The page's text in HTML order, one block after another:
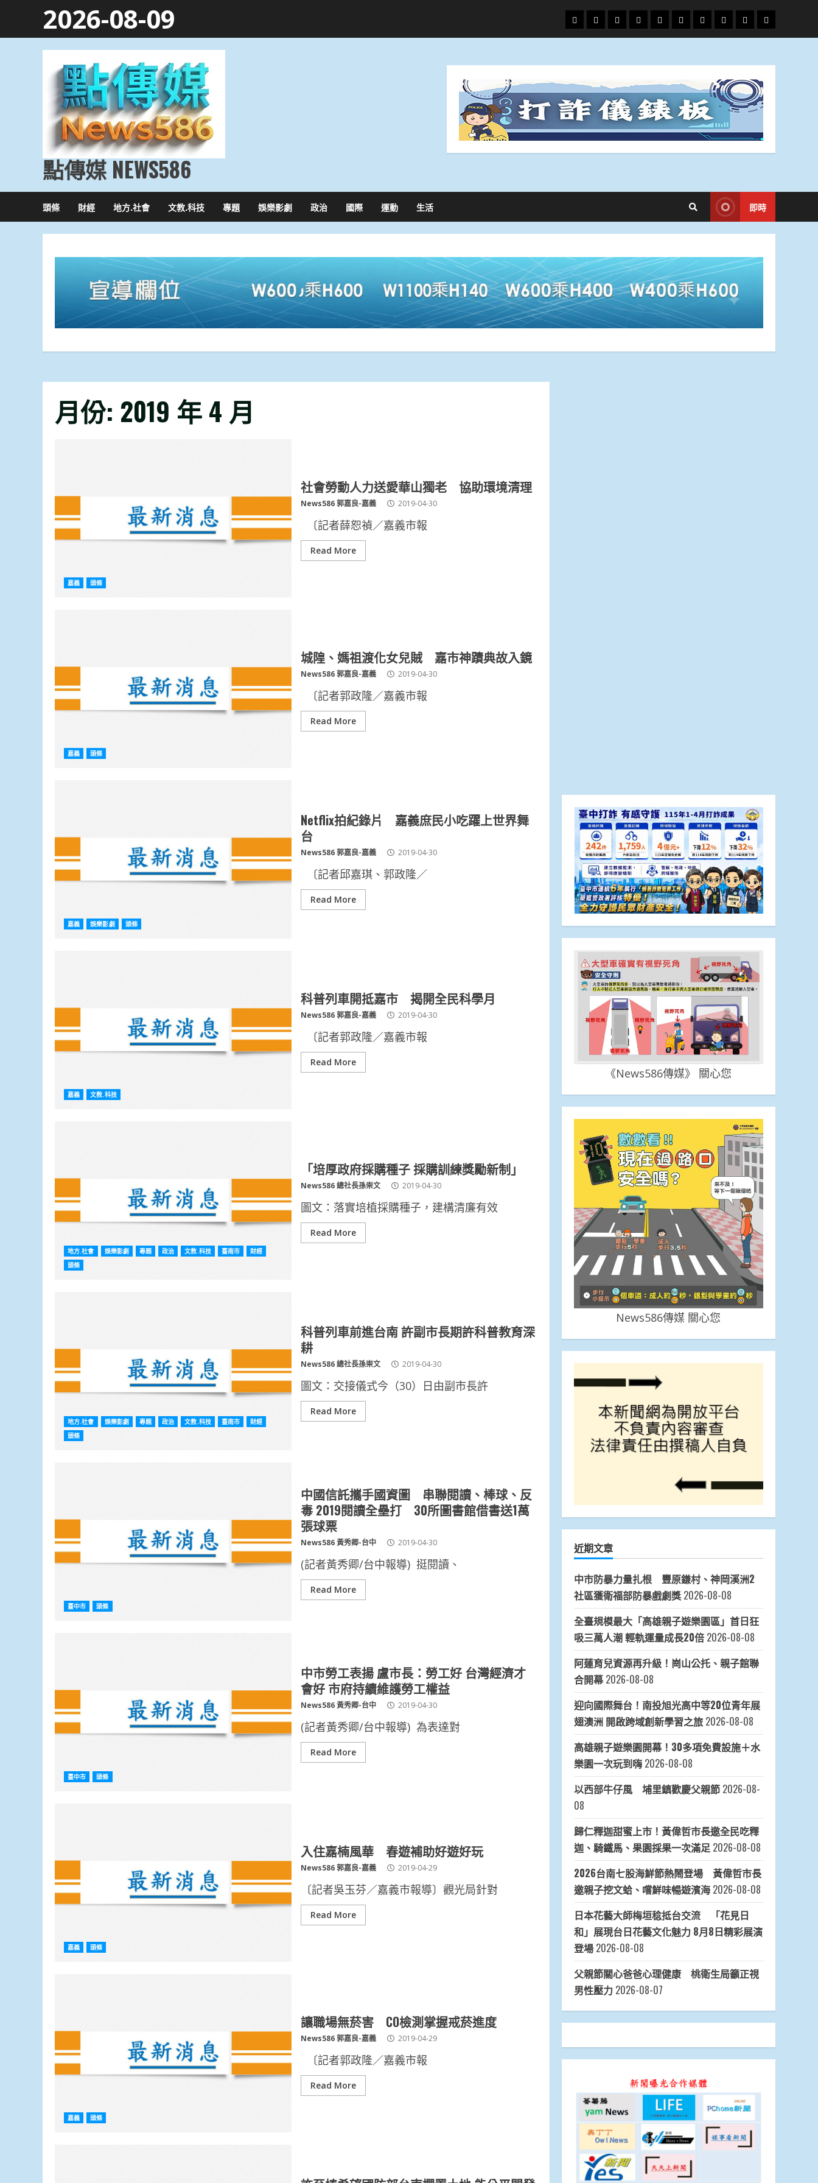
2026-08-09
頭
條
財
經
地
方.
文
教.
專
題
娛
樂
政
治
國
際
運
動
生
活
點傳媒 NEWS586
頭條 財經 地方.社會 文教.科技 專題 娛樂影劇 政治 國際 運動 生活 即時
月份: 2019 年 4 月
嘉義 頭條
社會勞動人力送愛華山獨老 協助環境清理
News586 郭嘉良-嘉義 2019-04-30
〔記者薛恕禎／嘉義市報
Read More
嘉義 頭條
城隍、媽祖渡化女兒賊 嘉市神蹟典故入鏡
News586 郭嘉良-嘉義 2019-04-30
〔記者郭政隆／嘉義市報
Read More
嘉義 娛樂影劇 頭條
Netflix拍紀錄片 嘉義庶民小吃躍上世界舞
台
News586 郭嘉良-嘉義 2019-04-30
〔記者邱嘉琪、郭政隆／
Read More
嘉義 文教.科技
科普列車開抵嘉市 揭開全民科學月
News586 郭嘉良-嘉義 2019-04-30
〔記者郭政隆／嘉義市報
Read More
地方.社會 娛樂影劇 專題 政治 文教.科技 臺南市
財經
頭條
「培厚政府採購種子 採購訓練獎勵新制」
News586 總社長孫崇文 2019-04-30
圖文：落實培植採購種子，建構清廉有效
Read More
地方.社會 娛樂影劇 專題 政治 文教.科技 臺南市
財經
頭條
科普列車前進台南 許副市長期許科普教育深
耕
News586 總社長孫崇文 2019-04-30
圖文：交接儀式今（30）日由副市長許
Read More
臺中市 頭條
中國信託攜手國資圖 串聯閱讀、棒球、反
毒 2019閱讀全壘打 30所圖書館借書送1萬
張球票
News586 黃秀卿-台中 2019-04-30
(記者黃秀卿/台中報導) 挺閱讀、
Read More
臺中市 頭條
中市勞工表揚 盧市長：勞工好 台灣經濟才
會好 市府持續維護勞工權益
News586 黃秀卿-台中 2019-04-30
(記者黃秀卿/台中報導) 為表達對
Read More
嘉義 頭條
入住嘉楠風華 春遊補助好遊好玩
News586 郭嘉良-嘉義 2019-04-29
〔記者吳玉芬／嘉義市報導〕觀光局針對
Read More
嘉義 頭條
讓職場無菸害 CO檢測掌握戒菸進度
News586 郭嘉良-嘉義 2019-04-29
〔記者郭政隆／嘉義市報
Read More
《News586傳媒》 關心您
News586傳媒 關心您
近期文章
中市防暴力量扎根 豐原鎌村、神岡溪洲2
社區獲衛福部防暴戲劇獎 2026-08-08
全臺規模最大「高雄親子遊樂園區」首日狂
吸三萬人潮 輕軌運量成長20倍 2026-08-08
阿蓮育兒資源再升級！崗山公托、親子館聯
合開幕 2026-08-08
迎向國際舞台！南投旭光高中等20位青年展
翅澳洲 開啟跨域創新學習之旅 2026-08-08
高雄親子遊樂園開幕！30多項免費設施＋水
樂園一次玩到嗨 2026-08-08
以西部牛仔風 埔里鎮歡慶父親節 2026-08-
08
歸仁釋迦甜蜜上市！黃偉哲市長邀全民吃釋
迦、騎鐵馬、果園採果一次滿足 2026-08-08
2026台南七股海鮮節熱鬧登場 黃偉哲市長
邀親子挖文蛤、嚐鮮味暢遊濱海 2026-08-08
日本花藝大師梅垣稔抵台交流 「花見日
和」展現台日花藝文化魅力 8月8日精彩展演
登場 2026-08-08
父親節關心爸爸心理健康 桃衛生局籲正視
男性壓力 2026-08-07